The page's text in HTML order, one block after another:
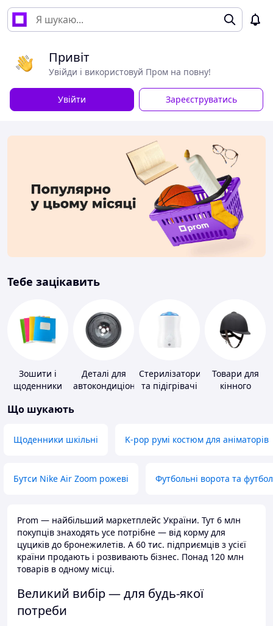
Привіт
Увійди і використовуй Пром на повну!
Увійти Зареєструватись
Тебе зацікавить
Зошити і
щоденники
Деталі для
автокондиціонерів
Стерилізатори
та підігрівачі
Товари для
кінного
Що шукають
Щоденники шкільні K-pop румі костюм для аніматорів
Бутси Nike Air Zoom рожеві Футбольні ворота та
Prom — найбільший маркетплейс України. Тут 6 млн
покупців знаходять усе потрібне — від корму для
цуциків до бронежилетів. А 60 тис. підприємців з усієї
країни продають і розвивають бізнес. Понад 120 млн
товарів в одному місці.
Великий вибір — для будь-якої
потреби